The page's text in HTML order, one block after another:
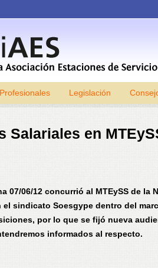
Legislación
Salariales en
07/06/12 concurrió al MTEySS de la
sindicato Soesgype dentro del
por lo que se fijó nueva
informados al respecto.